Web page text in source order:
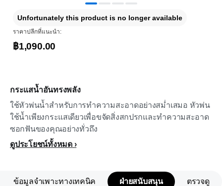
กระแสน้ำอันทรงพลัง
ใช้หัวพ่นน้ำสำหรับการทำความสะอาดอย่างสม่ำเสมอ หัวพ่น
ใช้น้ำเพียงกระแสเดียวเพื่อขจัดสิ่งสกปรกและทำความสะอาด
ซอกฟันของคุณอย่างทั่วถึง
ดูประโยชน์ทั้งหมด
Unfortunately this product is no longer available
ราคาปลีกที่แนะนำ:
฿1,090.00
ข้อมูลจำเพาะทางเทคนิค ฝ่ายสนับสนุน ตรวจดู